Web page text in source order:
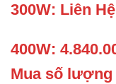
300W: Liên Hệ
400W:
Mua số